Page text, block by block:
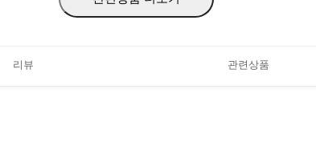
리뷰 관련상품